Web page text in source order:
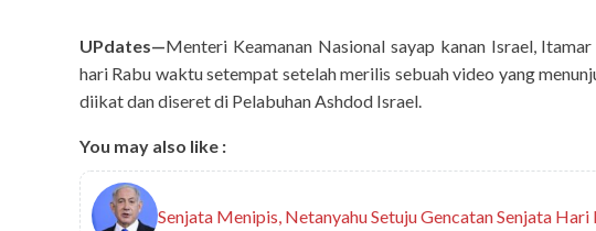
UPdates—Menteri Keamanan Nasional sayap kanan Israel,
hari Rabu waktu setempat setelah merilis sebuah video yang
diikat dan diseret di Pelabuhan Ashdod Israel.
You may also like :
Senjata Menipis, Netanyahu Setuju Gencatan Senjata